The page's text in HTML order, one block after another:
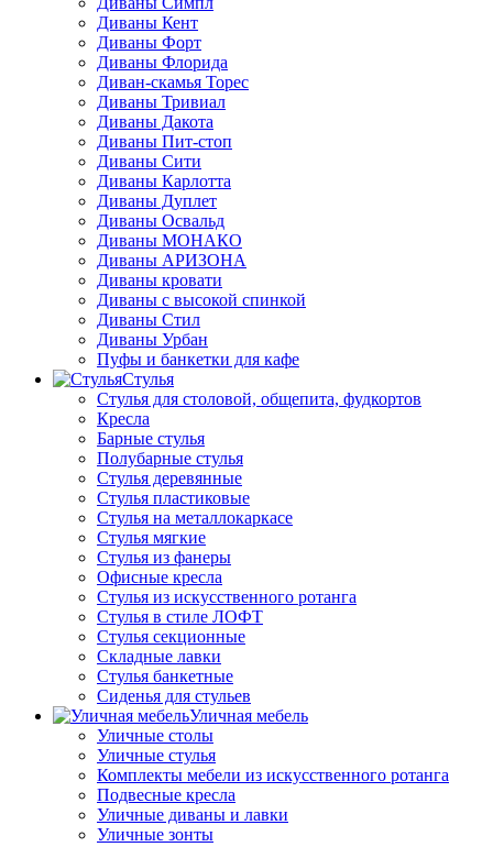
Диваны Кент
Диваны Форт
Диваны Флорида
Диван-скамья Торес
Диваны Тривиал
Диваны Дакота
Диваны Пит-стоп
Диваны Сити
Диваны Карлотта
Диваны Дуплет
Диваны Освальд
Диваны МОНАКО
Диваны АРИЗОНА
Диваны кровати
Диваны с высокой спинкой
Диваны Стил
Диваны Урбан
Пуфы и банкетки для кафе
Стулья
Стулья для столовой, общепита, фудкортов
Кресла
Барные стулья
Полубарные стулья
Стулья деревянные
Стулья пластиковые
Стулья на металлокаркасе
Стулья мягкие
Стулья из фанеры
Офисные кресла
Стулья из искусственного ротанга
Стулья в стиле ЛОФТ
Стулья секционные
Складные лавки
Стулья банкетные
Сиденья для стульев
Уличная мебель
Уличные столы
Уличные стулья
Комплекты мебели из искусственного ротанга
Подвесные кресла
Уличные диваны и лавки
Уличные зонты